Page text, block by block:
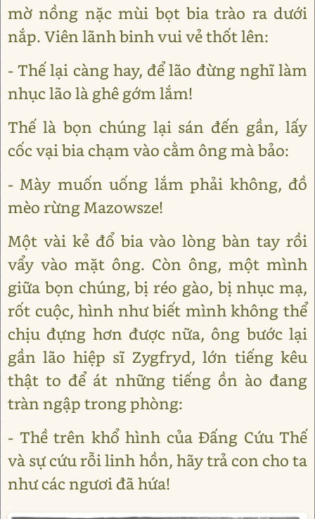
mờ nồng nặc mùi bọt bia trào ra dưới
nắp. Viên lãnh binh vui vẻ thốt lên:
- Thế lại càng hay, để lão đừng nghĩ làm
nhục lão là ghê gớm lắm!
Thế là bọn chúng lại sán đến gần, lấy
cốc vại bia chạm vào cằm ông mà bảo:
- Mày muốn uống lắm phải không, đồ
mèo rừng Mazowsze!
Một vài kẻ đổ bia vào lòng bàn tay rồi
vẩy vào mặt ông. Còn ông, một mình
giữa bọn chúng, bị réo gào, bị nhục mạ,
rốt cuộc, hình như biết mình không thể
chịu đựng hơn được nữa, ông bước lại
gần lão hiệp sĩ Zygfryd, lớn tiếng kêu
thật to để át những tiếng ồn ào đang
tràn ngập trong phòng:
- Thề trên khổ hình của Đấng Cứu Thế
và sự cứu rỗi linh hồn, hãy trả con cho ta
như các ngươi đã hứa!